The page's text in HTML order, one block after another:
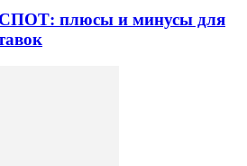
СПОТ: плюсы и минусы для